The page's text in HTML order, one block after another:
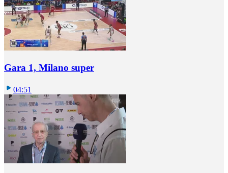
Gara 1, Milano super
04:51